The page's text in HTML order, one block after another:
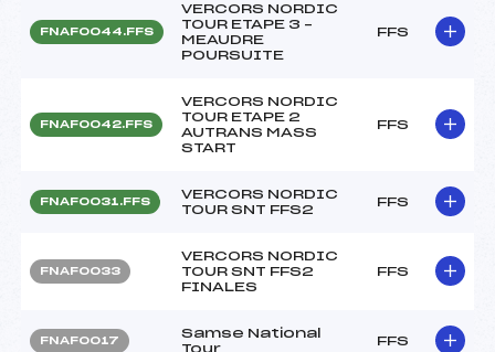
FNAF0044.FFS
VERCORS NORDIC
TOUR ETAPE 3 –
MEAUDRE
POURSUITE
FFS
FNAF0042.FFS
VERCORS NORDIC
TOUR ETAPE 2
AUTRANS MASS
START
FFS
FNAF0031.FFS
VERCORS NORDIC
TOUR SNT FFS2
FFS
FNAF0033
VERCORS NORDIC
TOUR SNT FFS2
FINALES
FFS
FNAF0017
Samse National
Tour
FFS